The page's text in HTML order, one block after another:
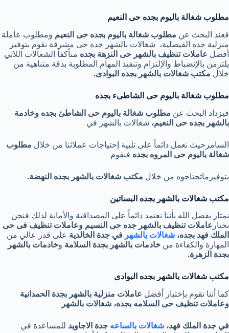
مطلوب شغالة باليوم بجده حى النعيم
فعند البحث عن مطلوب شغالة باليوم بجده حى النعيم ومطلوب عاملة
منزلية جده الفيصلية، شغالات بالشهر جده حى مشرفة نقوم بتوفير
أفضل عاملات تنظيف بالشهر حى النزهة بجده منأكفأ الشغالات اللاتي
يلتزمن بالإنضباط والإلتزام وتنفيذ المهام المطلوبة بدقة متناهية من
خلال مكتب شغالات بالشهر بجده البوادى.
مطلوب شغالة باليوم حى الشاطىء بجده
فيزداد البحث عن مطلوب شغالة باليوم حى الشاطئ بجده وخادمة
بالشهر بجده حى النعيم، شغالات بالشهر في
السامرحيث نعمل دائماً على تلبية إحتياجات عملائنا من خلال مطلوب
شغالة باليوم حى المروه بجده فنقوم
بتوفيرماتحتاجوه من خلال مكتب شغالات بالشهر بجده النهضة.
مكتب شغالات بالشهر بجده البساتين
نمتاز بفضل الله بأننا نعتمد دائماً على المصداقية والأمانة لذلك فنحن
نختار عاملات تنظيف بالشهر جده حى النسيم وعاملات تنظيف فى حى
الملك فهد بجده، شغالات بالشهر في جدة الخالدية على قدر عالي من
المهارة والكفاءة من خادمات بالشهر بجدة السلامة وخادمات بالشهر
بجدة الزهرة.
مكتب شغالات بالشهر بجده البوادى
كما أننا نقوم بإختيار أفضل عاملات منزلية بالشهر بجدة الحمدانية
وعاملات تنظيف حى السلامه بجده، شغالات بالشهر
في جدة الملك فهد، شغالات بالساعه جدة الاجاويد للمساعدة في